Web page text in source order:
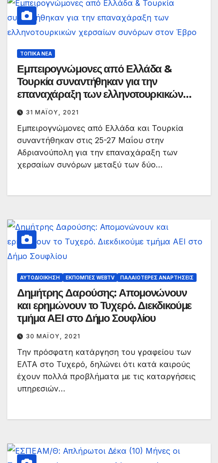
ΤΟΠΙΚΆ ΝΈΑ
Εμπειρογνώμονες από Ελλάδα &
Τουρκία συναντήθηκαν για την
επαναχάραξη των ελληνοτουρκικών
χερσαίων συνόρων στον Έβρο
31 ΜΑΪ́ΟΥ, 2021
Εμπειρογνώμονες από Ελλάδα και Τουρκία
συναντήθηκαν στις 25-27 Μαΐου στην
Αδριανούπολη για την επαναχάραξη των
χερσαίων συνόρων μεταξύ των δύο…
ΑΥΤΟΔΙΟΊΚΗΣΗ ΕΚΠΟΜΠΈΣ WEBTV ΠΑΛΑΙΟΤΕΡΕΣ ΑΝΑΡΤΗΣΕΙΣ
Δημήτρης Δαρούσης: Απομονώνουν
και ερημώνουν το Τυχερό. Διεκδικούμε
τμήμα ΑΕΙ στο Δήμο Σουφλίου
30 ΜΑΪ́ΟΥ, 2021
Την πρόσφατη κατάργηση του γραφείου των
ΕΛΤΑ στο Τυχερό, δηλώνει ότι κατά καιρούς
έχουν πολλά προβλήματα με τις καταργήσεις
υπηρεσιών…